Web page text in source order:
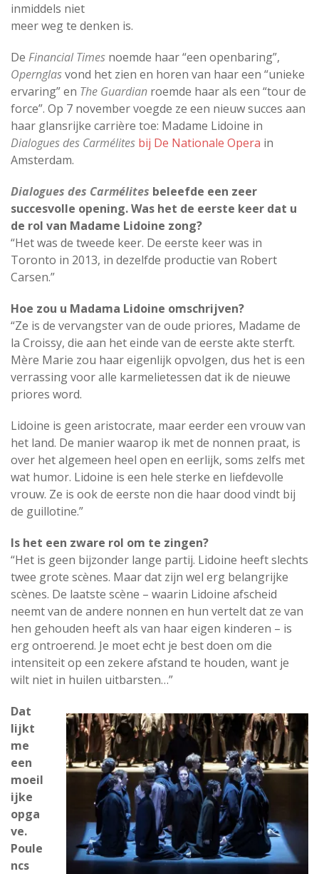
inmiddels niet
meer weg te denken is.
De Financial Times noemde haar “een openbaring”,
Opernglasvond het zien en horen van haar een “unieke
ervaring” en The Guardian roemde haar als een “tour de
force”. Op 7 november voegde ze een nieuw succes aan
haar glansrijke carrière toe: Madame Lidoine in
Dialogues des Carmélites bij De Nationale Opera in
Amsterdam.
Dialogues des Carmélites beleefde een zeer
succesvolle opening. Was het de eerste keer dat u
de rol van Madame Lidoine zong?
“Het was de tweede keer. De eerste keer was in
Toronto in 2013, in dezelfde productie van Robert
Carsen.”
Hoe zou u Madama Lidoine omschrijven?
“Ze is de vervangster van de oude priores, Madame de
la Croissy, die aan het einde van de eerste akte sterft.
Mère Marie zou haar eigenlijk opvolgen, dus het is een
verrassing voor alle karmelietessen dat ik de nieuwe
priores word.
Lidoine is geen aristocrate, maar eerder een vrouw van
het land. De manier waarop ik met de nonnen praat, is
over het algemeen heel open en eerlijk, soms zelfs met
wat humor. Lidoine is een hele sterke en liefdevolle
vrouw. Ze is ook de eerste non die haar dood vindt bij
de guillotine.”
Is het een zware rol om te zingen?
“Het is geen bijzonder lange partij. Lidoine heeft slechts
twee grote scènes. Maar dat zijn wel erg belangrijke
scènes. De laatste scène – waarin Lidoine afscheid
neemt van de andere nonnen en hun vertelt dat ze van
hen gehouden heeft als van haar eigen kinderen – is
erg ontroerend. Je moet echt je best doen om die
intensiteit op een zekere afstand te houden, want je
wilt niet in huilen uitbarsten…”
Dat
lijkt
me
een
moeil
ijke
opga
ve.
Poule
ncs